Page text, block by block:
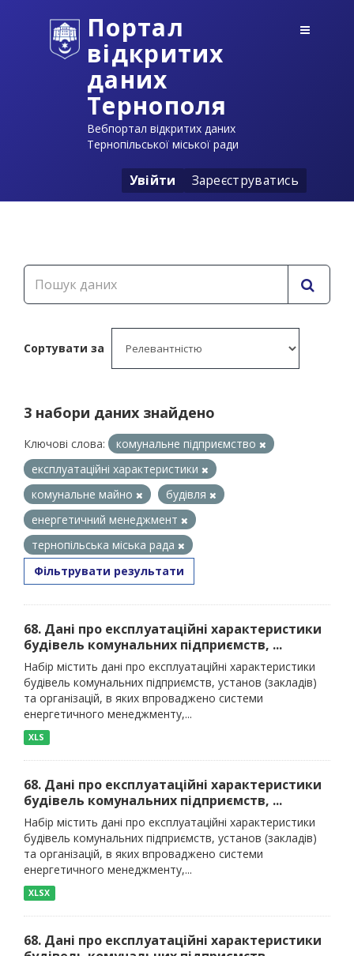
Портал
відкритих
даних
Тернополя
Вебпортал відкритих даних
Тернопільської міської ради
Увійти Зареєструватись
Сортувати за
3 набори даних знайдено
Ключові слова:
комунальне підприємство
експлуатаційні характеристики
комунальне майно
будівля
енергетичний менеджмент
тернопільська міська рада
Фільтрувати результати
68. Дані про експлуатаційні характеристики
будівель комунальних підприємств, ...
Набір містить дані про експлуатаційні характеристики
будівель комунальних підприємств, установ (закладів)
та організацій, в яких впроваджено системи
енергетичного менеджменту,...
XLS
68. Дані про експлуатаційні характеристики
будівель комунальних підприємств, ...
Набір містить дані про експлуатаційні характеристики
будівель комунальних підприємств, установ (закладів)
та організацій, в яких впроваджено системи
енергетичного менеджменту,...
XLSX
68. Дані про експлуатаційні характеристики